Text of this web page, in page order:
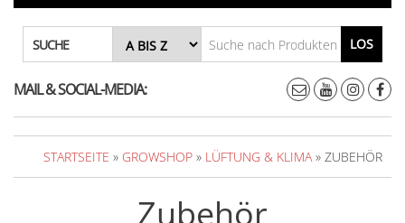
SUCHE LOS
MAIL & SOCIAL-MEDIA:
STARTSEITE » GROWSHOP » LÜFTUNG & KLIMA» ZUBEHÖR
Zubehör